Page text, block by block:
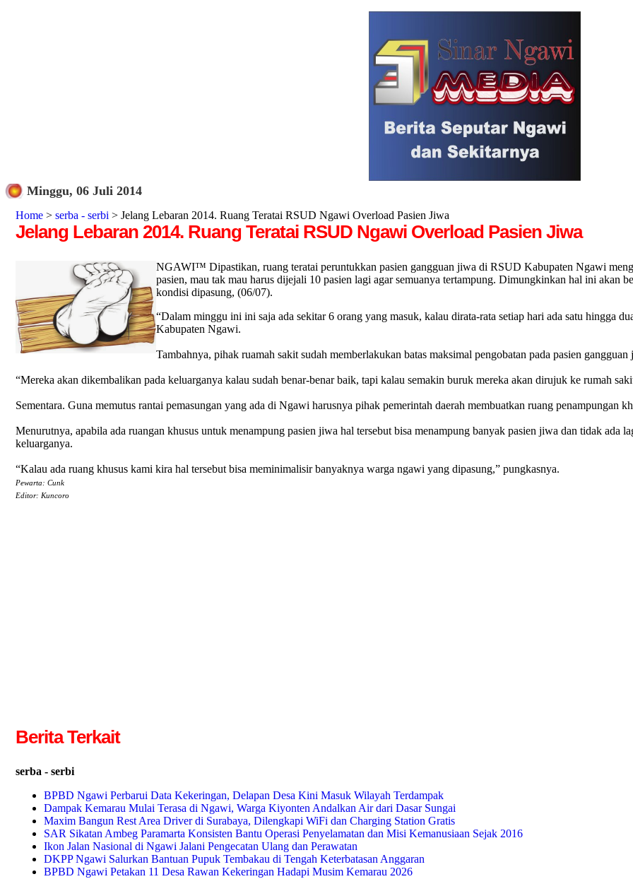
Minggu, 06 Juli 2014
Home > serba - serbi > Jelang Lebaran 2014. Ruang Teratai RSUD Ngawi Overload Pasien Jiwa
Jelang Lebaran 2014. Ruang Teratai RSUD Ngawi Overload Pasien Jiwa
NGAWI™ Dipastikan, ruang teratai peruntukkan pasien gangguan jiwa di RSUD Kabupaten Ngawi
pasien, mau tak mau harus dijejali 10 pasien lagi agar semuanya tertampung. Dimungkinkan hal ini akan
kondisi dipasung, (06/07).
“Dalam minggu ini ini saja ada sekitar 6 orang yang masuk, kalau dirata-rata setiap hari ada satu hingga
Kabupaten Ngawi.
Tambahnya, pihak ruamah sakit sudah memberlakukan batas maksimal pengobatan pada pasien
“Mereka akan dikembalikan pada keluarganya kalau sudah benar-benar baik, tapi kalau semakin buruk mereka akan dirujuk ke rumah
Sementara. Guna memutus rantai pemasungan yang ada di Ngawi harusnya pihak pemerintah daerah membuatkan ruang penampungan
Menurutnya, apabila ada ruangan khusus untuk menampung pasien jiwa hal tersebut bisa menampung banyak pasien jiwa dan tidak ada
keluarganya.
“Kalau ada ruang khusus kami kira hal tersebut bisa meminimalisir banyaknya warga ngawi yang dipasung,” pungkasnya.
Pewarta: Cunk
Editor: Kuncoro
Berita Terkait
serba - serbi
BPBD Ngawi Perbarui Data Kekeringan, Delapan Desa Kini Masuk Wilayah Terdampak
Dampak Kemarau Mulai Terasa di Ngawi, Warga Kiyonten Andalkan Air dari Dasar Sungai
Maxim Bangun Rest Area Driver di Surabaya, Dilengkapi WiFi dan Charging Station Gratis
SAR Sikatan Ambeg Paramarta Konsisten Bantu Operasi Penyelamatan dan Misi Kemanusiaan Sejak 2016
Ikon Jalan Nasional di Ngawi Jalani Pengecatan Ulang dan Perawatan
DKPP Ngawi Salurkan Bantuan Pupuk Tembakau di Tengah Keterbatasan Anggaran
BPBD Ngawi Petakan 11 Desa Rawan Kekeringan Hadapi Musim Kemarau 2026